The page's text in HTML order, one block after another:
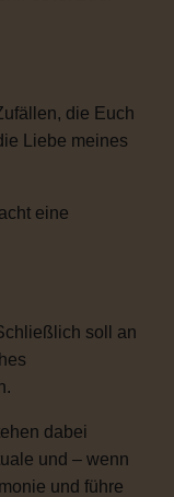
die Euch
Liebe meines
eine
soll an
dabei
und – wenn
und führe